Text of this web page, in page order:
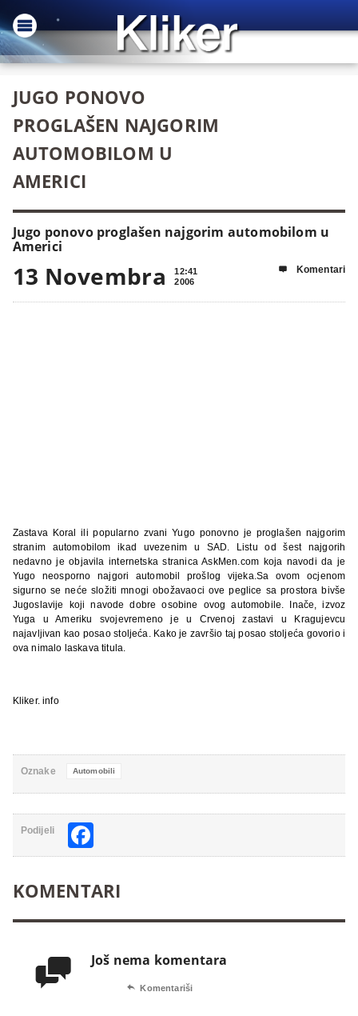
JUGO PONOVO
PROGLAŠEN NAJGORIM
AUTOMOBILOM U
AMERICI
Jugo ponovo proglašen najgorim automobilom u
Americi
13 Novembra
12:41
2006
 Komentari
Zastava Koral ili popularno zvani Yugo ponovno je proglašen najgorim
stranim automobilom ikad uvezenim u SAD. Listu od šest najgorih
nedavno je objavila internetska stranica AskMen.com koja navodi da je
Yugo neosporno najgori automobil prošlog vijeka.Sa ovom ocjenom
sigurno se neće složiti mnogi obožavaoci ove peglice sa prostora bivše
Jugoslavije koji navode dobre osobine ovog automobile. Inače, izvoz
Yuga u Ameriku svojevremeno je u Crvenoj zastavi u Kragujevcu
najavljivan kao posao stoljeća. Kako je završio taj posao stoljeća govorio i
ova nimalo laskava titula.
Kliker. info
Oznake Automobili
Podijeli
KOMENTARI
 Još nema komentara
 Komentariši